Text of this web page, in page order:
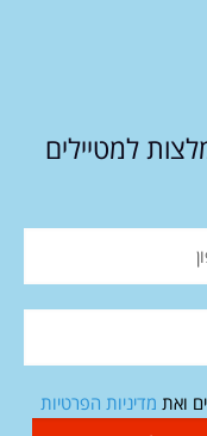
למטיילים
ואת מדיניות הפרטיות